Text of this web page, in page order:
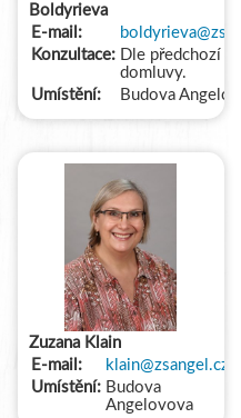
Boldyrieva
E-mail:
Konzultace: Dle předchozí
domluvy.
Umístění:
Budova
Zuzana Klain
E-mail:
klain@zsangel.cz
Umístění: Budova
Angelovova